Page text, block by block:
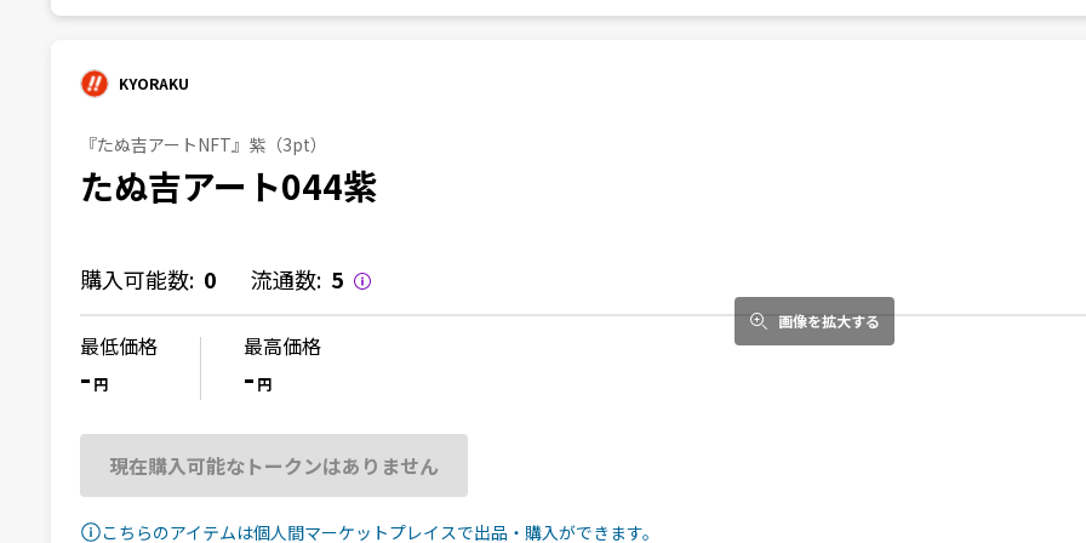
画像を拡大する
KYORAKU
『たぬ吉アートNFT』紫（3pt）
たぬ吉アート044紫
購入可能数: 0 流通数: 5
最低価格
- 円
最高価格
- 円
現在購入可能なトークンはありません
こちらのアイテムは個人間マーケットプレイスで出品・購入ができます。